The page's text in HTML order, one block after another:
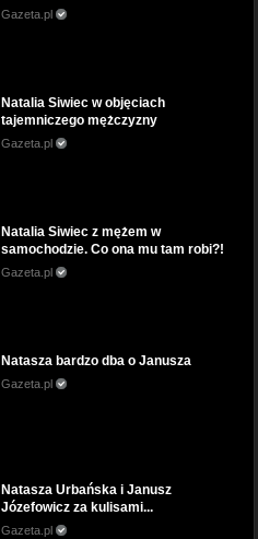
Gazeta.pl
Natalia Siwiec w objęciach
tajemniczego mężczyzny
Gazeta.pl
Natalia Siwiec z mężem w
samochodzie. Co ona mu tam robi?!
Gazeta.pl
Natasza bardzo dba o Janusza
Gazeta.pl
Natasza Urbańska i Janusz
Józefowicz za kulisami...
Gazeta.pl